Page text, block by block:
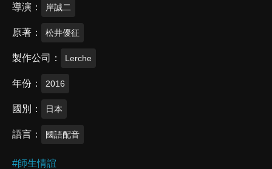
導演 岸誠二
原著 松井優征
製作公司 Lerche
年份 2016
國別 日本
語言 國語配音
#師生情誼